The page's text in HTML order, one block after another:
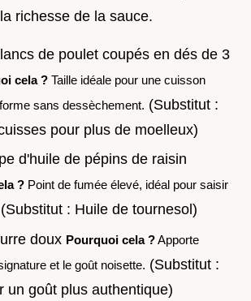
richesse de la sauce.
de poulet coupés en dés de 3
cela ? Taille idéale pour une cuisson
sans dessèchement. (Substitut :
pour plus de moelleux)
d'huile de pépins de raisin
? Point de fumée élevé, idéal pour saisir
(Substitut : Huile de tournesol)
doux Pourquoi cela ?Apporte
et le goût noisette. (Substitut :
un goût plus authentique)